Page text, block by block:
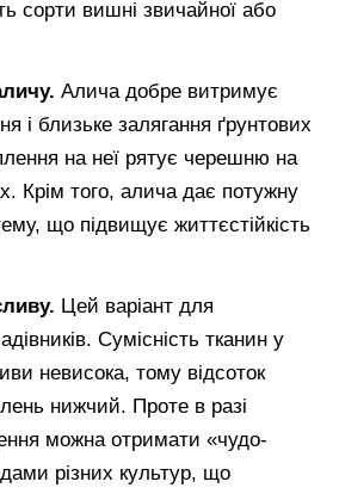
сорти вишні звичайної або
Алича добре витримує
і близьке залягання ґрунтових
на неї рятує черешню на
Крім того, алича дає потужну
що підвищує життєстійкість
Цей варіант для
Сумісність тканин у
невисока, тому відсоток
нижчий. Проте в разі
можна отримати «чудо-
різних культур, що